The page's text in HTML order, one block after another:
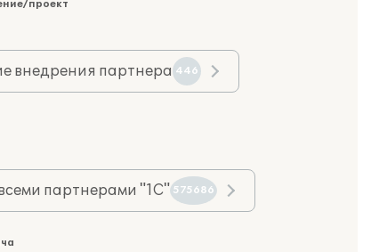
проект
внедрения партнера 446
партнерами "1С" 575686